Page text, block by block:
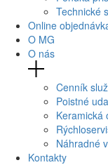
Technické
Online
O MG
O nás
Cenník
Poistné
Keramická
Náhradné
Kontakty